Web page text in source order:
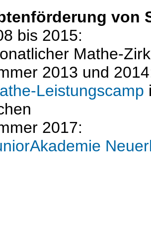
von
bis 2015:
Mathe-
2013 und
Leistungscamp
2017: